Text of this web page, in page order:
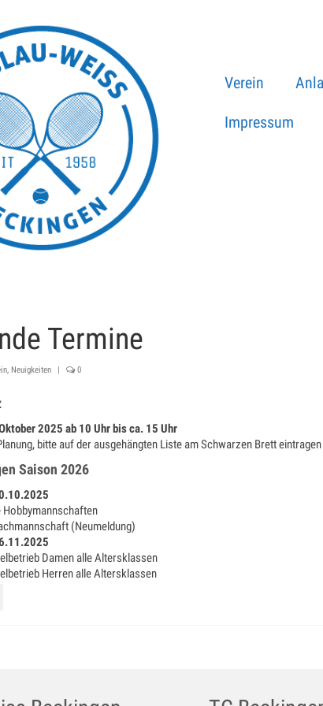
Verein
Impressum
Termine
, Neuigkeiten | 0
2025 ab 10 Uhr bis ca. 15 Uhr
bitte auf der ausgehängten Liste am Schwarzen Brett
Saison 2026
Hobbymannschaften
(Neumeldung)
Damen alle Altersklassen
Herren alle Altersklassen